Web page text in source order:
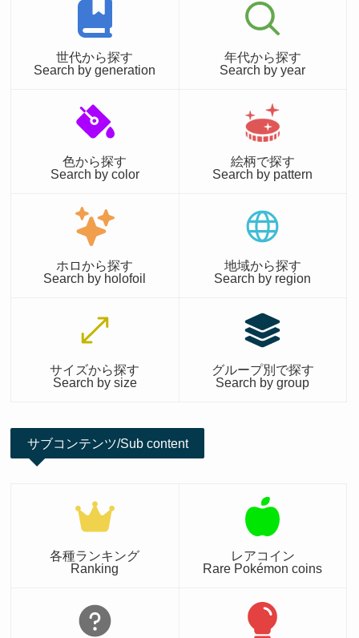
世代から探す
Search by generation
年代から探す
Search by year
色から探す
Search by color
絵柄で探す
Search by pattern
ホロから探す
Search by holofoil
地域から探す
Search by region
サイズから探す
Search by size
グループ別で探す
Search by group
サブコンテンツ/Sub content
各種ランキング
Ranking
レアコイン
Rare Pokémon coins